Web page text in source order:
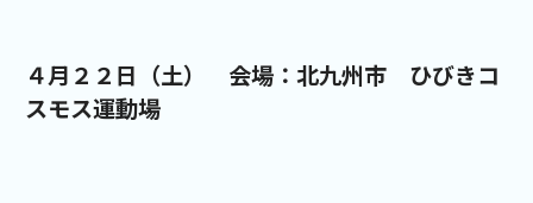
４月２２日（土） 会場：北九州市 ひびきコ
スモス運動場